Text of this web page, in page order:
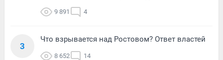
9 891 4
3
Что взрывается над Ростовом? Ответ властей
8 652 14